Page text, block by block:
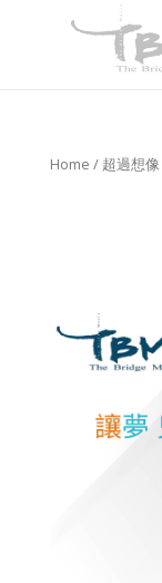
Home / 超過想像